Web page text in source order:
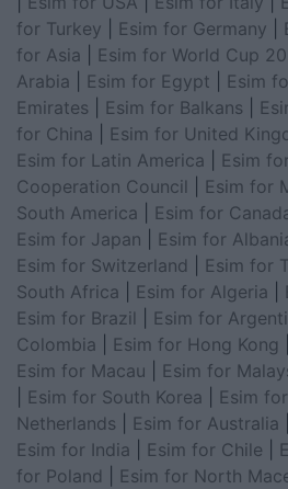
for Turkey
Esim for Germany
for Asia
Esim for World Cup
Arabia
Esim for Egypt
Esim
Emirates
Esim for Balkans
for China
Esim for United
Esim for Latin America
Esim
Cooperation Council
Esim for
South America
Esim for
Esim for Japan
Esim for
Esim for Switzerland
Esim for
South Africa
Esim for Algeria
Esim for Brazil
Esim for
Colombia
Esim for Hong Kong
Esim for Macau
Esim for
Esim for South Korea Esim
Netherlands
Esim for Australia
Esim for India
Esim for Chile
for Poland
Esim for North